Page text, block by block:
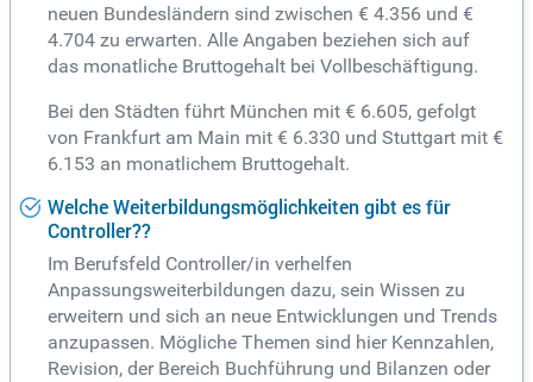
neuen Bundesländern sind zwischen € 4.356 und €
4.704 zu erwarten. Alle Angaben beziehen sich auf
das monatliche Bruttogehalt bei Vollbeschäftigung.
Bei den Städten führt München mit € 6.605, gefolgt
von Frankfurt am Main mit € 6.330 und Stuttgart mit €
6.153 an monatlichem Bruttogehalt.
Welche Weiterbildungsmöglichkeiten gibt es für
Controller??
Im Berufsfeld Controller/in verhelfen
Anpassungsweiterbildungen dazu, sein Wissen zu
erweitern und sich an neue Entwicklungen und Trends
anzupassen. Mögliche Themen sind hier Kennzahlen,
Revision, der Bereich Buchführung und Bilanzen oder